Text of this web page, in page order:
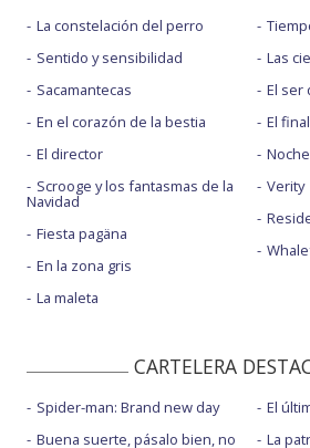
La constelación del perro
Sentido y sensibilidad
Sacamantecas
En el corazón de la bestia
El director
Scrooge y los fantasmas de la
Navidad
Fiesta pagäna
En la zona gris
La maleta
Las
El ser
El
Verity
CARTELERA
Spider-man: Brand new day
Buena suerte, pásalo bien, no
El
La